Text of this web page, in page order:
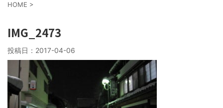
HOME >
IMG_2473
投稿日： 2017-04-06